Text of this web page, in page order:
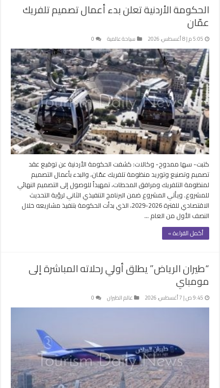
الحكومة الأردنية تعلن بدء أعمال تصميم تلفريك
عمّان
5:05 م | 8 أغسطس، 2026 سياحة عالمية 0
كتبت- سها ممدوح- وكالات: كشفت الحكومة الأردنية عن توقيع عقد
تصميم وتصنيع وتوريد منظومة تلفريك عمّان، والبدء بأعمال التصميم
لمنظومة التلفريك ومرافق المحطات، تمهيداً للوصول إلى التصميم النهائي
للمشروع. ويأتي المشروع ضمن البرنامج التنفيذي الثاني لرؤية التحديث
الاقتصادي للفترة 2026-2029، الذي بدأت الحكومة بتنفيذ مشاريعه خلال
النصف الأول من العام …
أكمل القراءة »
“طيران الرياض” يطلق أولي رحلاته المباشرة إلى
مومباي
9:45 ص | 7 أغسطس، 2026 عالم الطيران 0